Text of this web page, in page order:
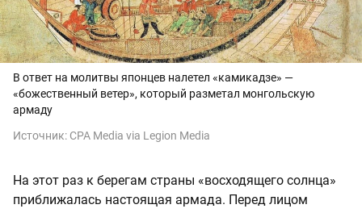
В ответ на молитвы японцев налетел «камикадзе» —
«божественный ветер», который разметал монгольскую
армаду
Источник: CPA Media via Legion Media
На этот раз к берегам страны «восходящего солнца»
приближалась настоящая армада. Перед лицом